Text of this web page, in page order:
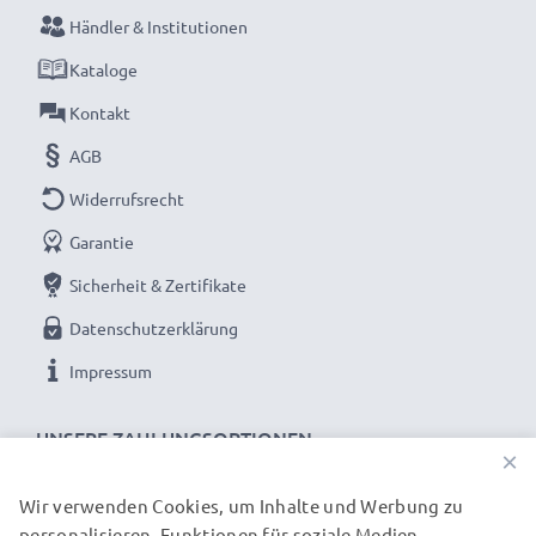
bitte Akkus vor dem ersten Einsatz vollständig
aufladen.
Verpassen Sie nie wieder einen Moment mit dem
kompakten LCD-Ladegerät von CELLONIC. Jetzt
bestellen mit schneller Lieferung und 3 Jahren
Garantie!
UNSERE ZAHLUNGSOPTIONEN
Händler & Institutionen
Kataloge
Kontakt
AGB
Widerrufsrecht
Garantie
Sicherheit & Zertifikate
Datenschutzerklärung
Impressum
×
Wir verwenden Cookies, um Inhalte und Werbung zu